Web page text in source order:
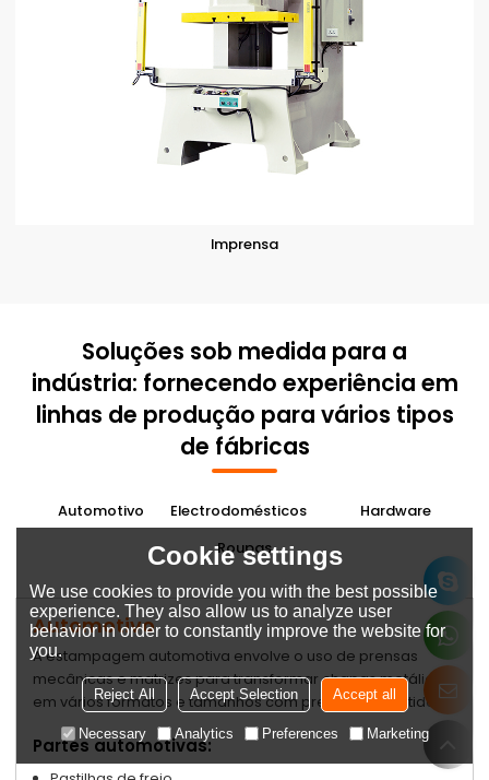
Imprensa
Soluções sob medida para a
indústria: fornecendo experiência em
linhas de produção para vários tipos
de fábricas
Automotivo Electrodomésticos
Hardware
Roupas
Automotivo
A estampagem automotiva envolve o uso de prensas
mecânicas e matrizes para transformar chapas metálicas
em vários formatos e tamanhos com precisão e exatidão.
Partes automotivas:
Cookie settings
We use cookies to provide you with the best possible
experience. They also allow us to analyze user
behavior in order to constantly improve the website for
you.
Reject All Accept Selection Accept all
Necessary Analytics Preferences Marketing